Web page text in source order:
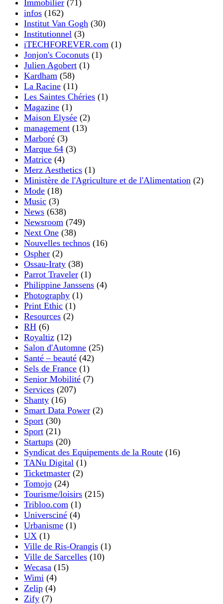
Immobilier (71)
infos (162)
Institut Van Gogh (30)
Institutionnel (3)
iTECHFOREVER.com (1)
Jonjon's Coconuts (1)
Julien Agobert (1)
Kardham (58)
La Racine (11)
Les Saintes Chéries (1)
Magazine (1)
Maison Elysée (2)
management (13)
Marboré (3)
Marque 64 (3)
Matrice (4)
Merz Aesthetics (1)
Ministère de l'Agriculture et de l'Alimentation (2)
Mode (18)
Music (3)
News (638)
Newsroom (749)
Next One (38)
Nouvelles technos (16)
Ospher (2)
Ossau-Iraty (38)
Parrot Traveler (1)
Philippine Janssens (4)
Photography (1)
Print Ethic (1)
Resources (2)
RH (6)
Royaltiz (12)
Salon d'Automne (25)
Santé – beauté (42)
Sels de France (1)
Senior Mobilité (7)
Services (207)
Shanty (16)
Smart Data Power (2)
Sport (30)
Sport (21)
Startups (20)
Syndicat des Equipements de la Route (16)
TANu Digital (1)
Ticketmaster (2)
Tomojo (24)
Tourisme/loisirs (215)
Tribloo.com (1)
Universciné (4)
Urbanisme (1)
UX (1)
Ville de Ris-Orangis (1)
Ville de Sarcelles (10)
Wecasa (15)
Wimi (4)
Zelip (4)
Zify (7)